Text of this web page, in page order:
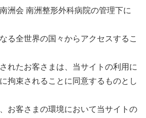
洲会 南洲整形外科病院の管理下に
る全世界の国々からアクセスするこ
れたお客さまは、当サイトの利用に
拘束されることに同意するものとし
お客さまの環境において当サイトの